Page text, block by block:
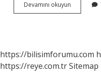
Devamını okuyun
https://bilisimforumu.com
https://reye.com.trSitemap